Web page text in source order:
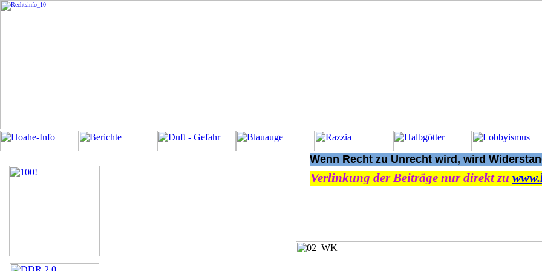
Wenn Recht zu Unrecht wird, wird
Verlinkung der Beiträge nur direkt zu